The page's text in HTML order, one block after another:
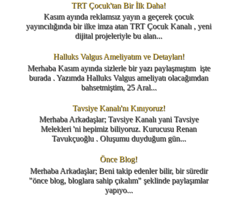
TRT Çocuk'tan Bir İlk Daha!
Kasım ayında reklamsız yayın a geçerek çocuk
yayıncılığında bir ilke imza atan TRT Çocuk Kanalı , yeni
dijital projeleriyle bu alan...
Halluks Valgus Ameliyatım ve Detayları!
Merhaba Kasım ayında sizlerle bir yazı paylaşmıştım işte
burada . Yazımda Halluks Valgus ameliyatı olacağımdan
bahsetmiştim, 25 Aral...
Tavsiye Kanalı'nı Kınıyoruz!
Merhaba Arkadaşlar; Tavsiye Kanalı yani Tavsiye
Melekleri 'ni hepimiz biliyoruz. Kurucusu Renan
Tavukçuoğlu . Oluşumu duyduğum gün...
Önce Blog!
Merhaba Arkadaşlar; Beni takip edenler bilir, bir süredir
"önce blog, bloglara sahip çıkalım" şeklinde paylaşımlar
yapıyo...